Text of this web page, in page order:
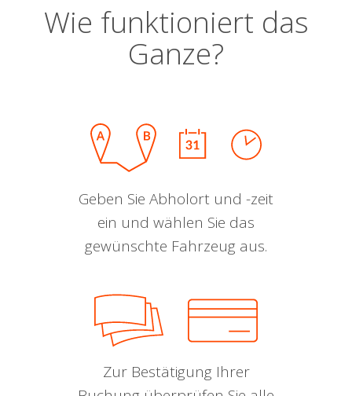
Wie funktioniert das
Ganze?
Geben Sie Abholort und -zeit
ein und wählen Sie das
gewünschte Fahrzeug aus.
Zur Bestätigung Ihrer